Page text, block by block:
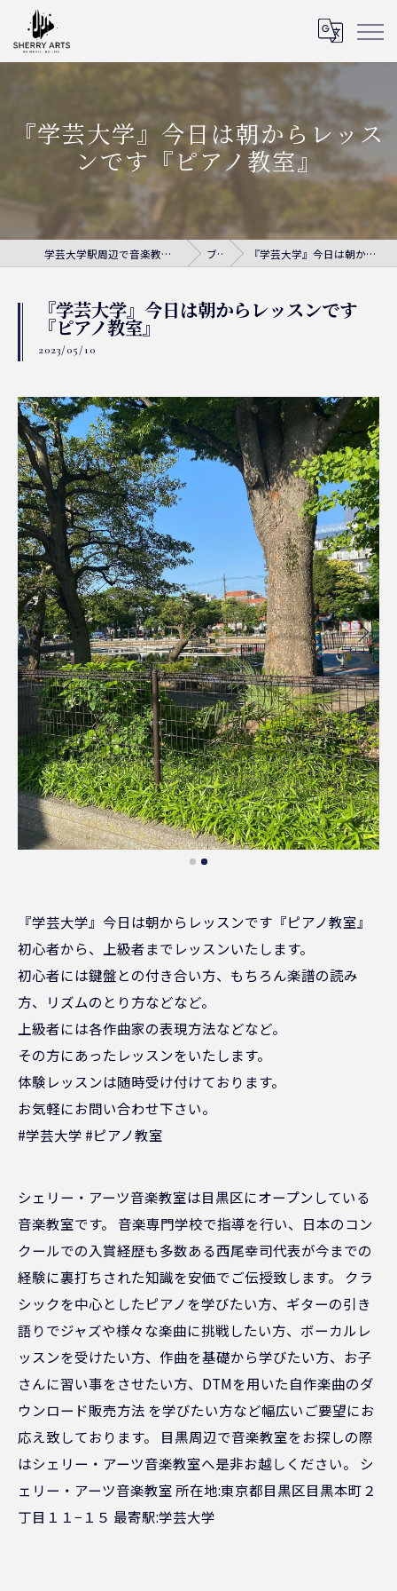
『学芸大学』今日は朝からレッス
ンです『ピアノ教室』
学芸大学駅周辺で音楽教室ならシェリー・アーツ音楽教室 ブログ 『学芸大学』今日は朝からレッスンです『ピアノ教室』
『学芸大学』今日は朝からレッスンです
『ピアノ教室』
2023/05/10
『学芸大学』今日は朝からレッスンです『ピアノ教室』
初心者から、上級者までレッスンいたします。
初心者には鍵盤との付き合い方、もちろん楽譜の読み
方、リズムのとり方などなど。
上級者には各作曲家の表現方法などなど。
その方にあったレッスンをいたします。
体験レッスンは随時受け付けております。
お気軽にお問い合わせ下さい。
#学芸大学 #ピアノ教室
シェリー・アーツ音楽教室は目黒区にオープンしている
音楽教室です。 音楽専門学校で指導を行い、日本のコン
クールでの入賞経歴も多数ある西尾幸司代表が今までの
経験に裏打ちされた知識を安価でご伝授致します。 クラ
シックを中心としたピアノを学びたい方、ギターの引き
語りでジャズや様々な楽曲に挑戦したい方、ボーカルレ
ッスンを受けたい方、作曲を基礎から学びたい方、お子
さんに習い事をさせたい方、DTMを用いた自作楽曲のダ
ウンロード販売方法 を学びたい方など幅広いご要望にお
応え致しております。 目黒周辺で音楽教室をお探しの際
はシェリー・アーツ音楽教室へ是非お越しください。 シ
ェリー・アーツ音楽教室 所在地:東京都目黒区目黒本町２
丁目１１−１５ 最寄駅:学芸大学